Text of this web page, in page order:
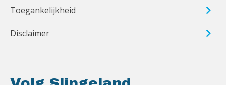
Toegankelijkheid
Disclaimer